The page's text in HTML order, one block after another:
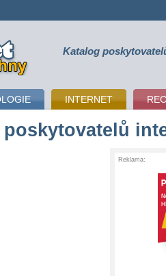
Katalog
INTERNET
Reklama: